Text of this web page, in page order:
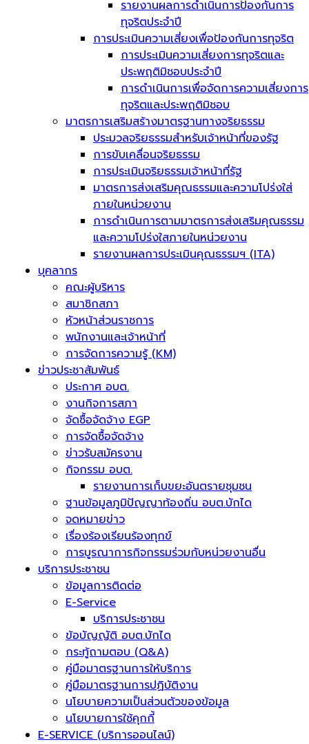
รายงานผลการดำเนินการป้องกันการ
ทุจริตประจำปี
การประเมินความเสี่ยงเพื่อป้องกันการทุจริต
การประเมินความเสี่ยงการทุจริตและ
ประพฤติมิชอบประจำปี
การดำเนินการเพื่อจัดการความเสี่ยงการ
ทุจริตและประพฤติมิชอบ
มาตรการเสริมสร้างมาตรฐานทางจริยธรรม
ประมวลจริยธรรมสำหรับเจ้าหน้าที่ของรัฐ
การขับเคลื่อนจริยธรรม
การประเมินจริยธรรมเจ้าหน้าที่รัฐ
มาตรการส่งเสริมคุณธรรมและความโปร่งใส่
ภายในหน่วยงาน
การดำเนินการตามมาตรการส่งเสริมคุณธรรม
และความโปร่งใสภายในหน่วยงาน
รายงานผลการประเมินคุณธรรมฯ (ITA)
บุคลากร
คณะผู้บริหาร
สมาชิกสภา
หัวหน้าส่วนราชการ
พนักงานและเจ้าหน้าที่
การจัดการความรู้ (KM)
ข่าวประชาสัมพันธ์
ประกาศ อบต.
งานกิจการสภา
จัดซื้อจัดจ้าง EGP
การจัดซื้อจัดจ้าง
ข่าวรับสมัครงาน
กิจกรรม อบต.
รายงานการเก็บขยะอันตรายชุมชน
ฐานข้อมูลภูมิปัญญาท้องถิ่น อบต.บักได
จดหมายข่าว
เรื่องร้องเรียนร้องทุกข์
การบูรณาการกิจกรรมร่วมกับหน่วยงานอื่น
บริการประชาชน
ข้อมูลการติดต่อ
E-Service
บริการประชาชน
ข้อบัญญัติ อบต.บักได
กระทู้ถามตอบ (Q&A)
คู่มือมาตรฐานการให้บริการ
คู่มือมาตรฐานการปฏิบัติงาน
นโยบายความเป็นส่วนตัวของข้อมูล
นโยบายการใช้คุกกี้
E-SERVICE (บริการออนไลน์)